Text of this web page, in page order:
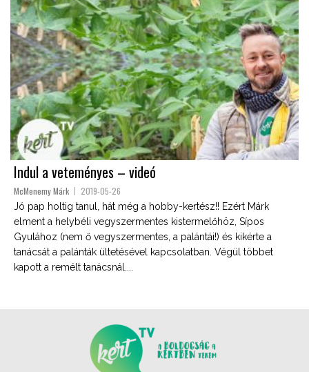
Indul a veteményes – videó
McMenemy Márk 2019-05-26
Jó pap holtig tanul, hát még a hobby-kertész!! Ezért Márk
elment a helybéli vegyszermentes kistermelőhöz, Sípos
Gyulához (nem ő vegyszermentes, a palántái!) és kikérte a
tanácsát a palánták ültetésével kapcsolatban. Végül többet
kapott a remélt tanácsnál....